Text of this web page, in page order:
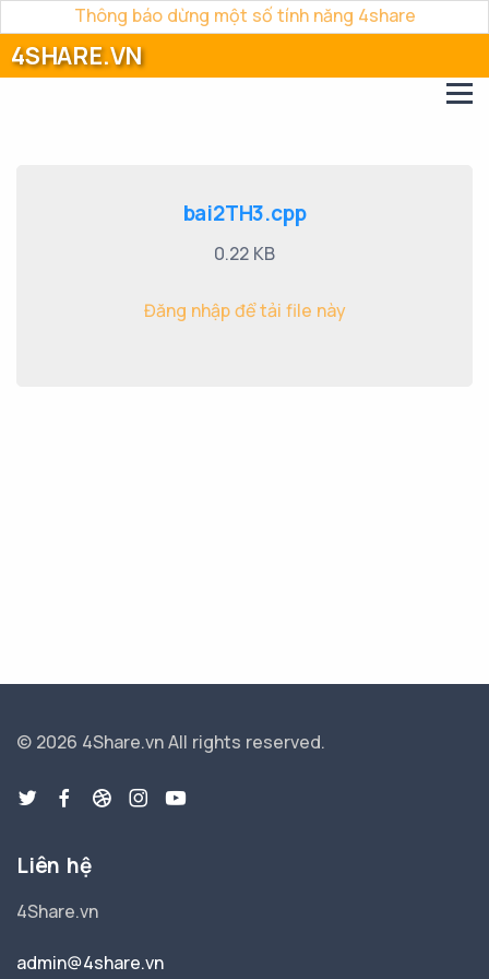
Thông báo dừng một số tính năng 4share
4SHARE.VN
bai2TH3.cpp
0.22 KB
Đăng nhập để tải file này
© 2026 4Share.vnAll rights reserved.
Liên hệ
4Share.vn
admin@4share.vn